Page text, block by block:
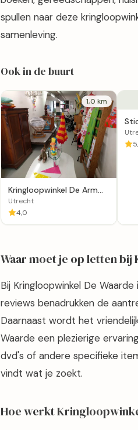
spullen naar deze
samenleving.
Ook in de buurt
1,0 km
Kringloopwinkel De Arm
274 (Kleding)
Utrecht
4,0
Waar moet je op letten
Bij Kringloopwinkel De
reviews benadrukken de
Daarnaast wordt het
Waarde een plezierige
dvd's of andere specifieke
vindt wat je zoekt.
Hoe werkt